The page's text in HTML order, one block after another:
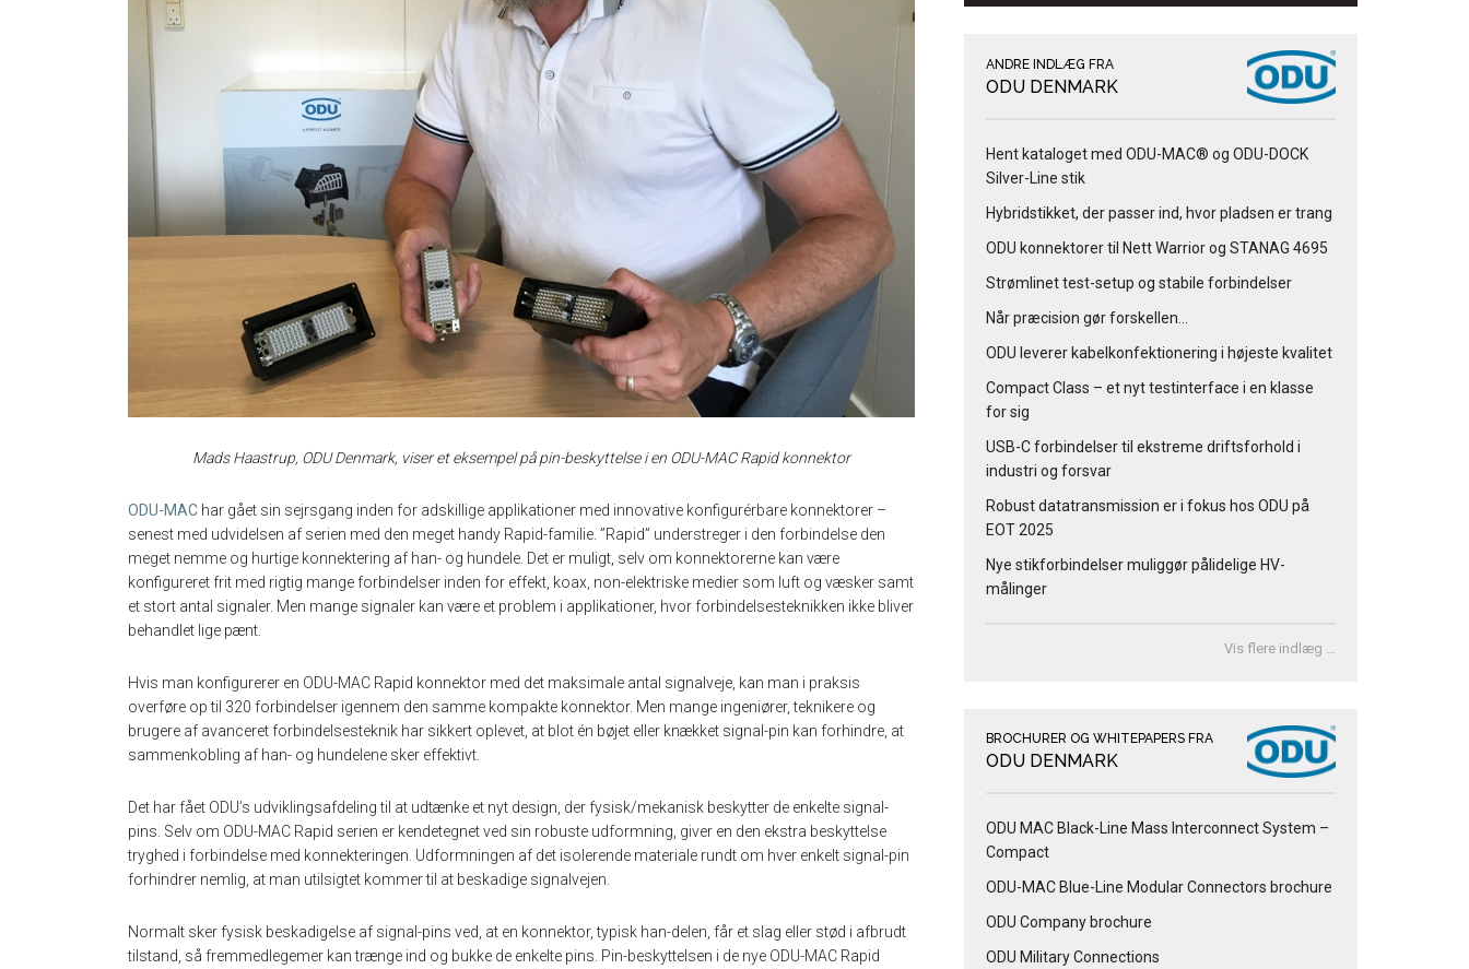
Mads Haastrup, ODU Denmark, viser eteksempel på pin-beskyttelse i en ODU-MAC Rapid konnektor
ODU-MAC har gået sin sejrsgang inden for adskillige applikationer med innovative konfigurérbare konnektorer –
senest med udvidelsen af serien med den meget handy Rapid-familie. ”Rapid” understreger i den forbindelse den
meget nemme og hurtige konnektering af han- og hundele. Det er muligt, selv om konnektorerne kan være
konfigureret frit med rigtig mange forbindelser inden for effekt, koax, non-elektriske medier som luft og væsker samt
et stort antal signaler. Men mange signaler kan være et problem i applikationer, hvor forbindelsesteknikken ikke bliver
behandlet lige pænt.
Hvis man konfigurerer en ODU-MAC Rapid konnektor med det maksimale antal signalveje, kan man i praksis
overføre op til 320 forbindelser igennem den samme kompakte konnektor. Men mange ingeniører, teknikere og
brugere af avanceret forbindelsesteknik har sikkert oplevet, at blot én bøjet eller knækket signal-pin kan forhindre, at
sammenkobling af han- og hundelene sker effektivt.
Det har fået ODU’s udviklingsafdeling til at udtænke et nyt design, der fysisk/mekanisk beskytter de enkelte signal-
pins. Selv om ODU-MAC Rapid serien er kendetegnet ved sin robuste udformning, giver en den ekstra beskyttelse
tryghed i forbindelse med konnekteringen. Udformningen af det isolerende materiale rundt om hver enkelt signal-pin
forhindrer nemlig, at man utilsigtet kommer til at beskadige signalvejen.
Normalt sker fysisk beskadigelse af signal-pins ved, at en konnektor, typisk han-delen, får et slag eller stød i afbrudt
tilstand, så fremmedlegemer kan trænge ind og bukke de enkelte pins. Pin-beskyttelsen i de nye ODU-MAC Rapid
ANDRE INDLÆG FRA
ODU DENMARK
Hent kataloget med ODU-MAC® og ODU-DOCK
Silver-Line stik
Hybridstikket, der passer ind, hvor pladsen er trang
ODU konnektorer til Nett Warrior og STANAG 4695
Strømlinet test-setup og stabile forbindelser
Når præcision gør forskellen…
ODU leverer kabelkonfektionering i højeste kvalitet
Compact Class – et nyt testinterface i en klasse
for sig
USB-C forbindelser til ekstreme driftsforhold i
industri og forsvar
Robust datatransmission er i fokus hos ODU på
EOT 2025
Nye stikforbindelser muliggør pålidelige HV-
målinger
Vis flere indlæg …
BROCHURER OG WHITEPAPERS FRA
ODU DENMARK
ODU MAC Black-Line Mass Interconnect System –
Compact
ODU-MAC Blue-Line Modular Connectors brochure
ODU Company brochure
ODU Military Connections